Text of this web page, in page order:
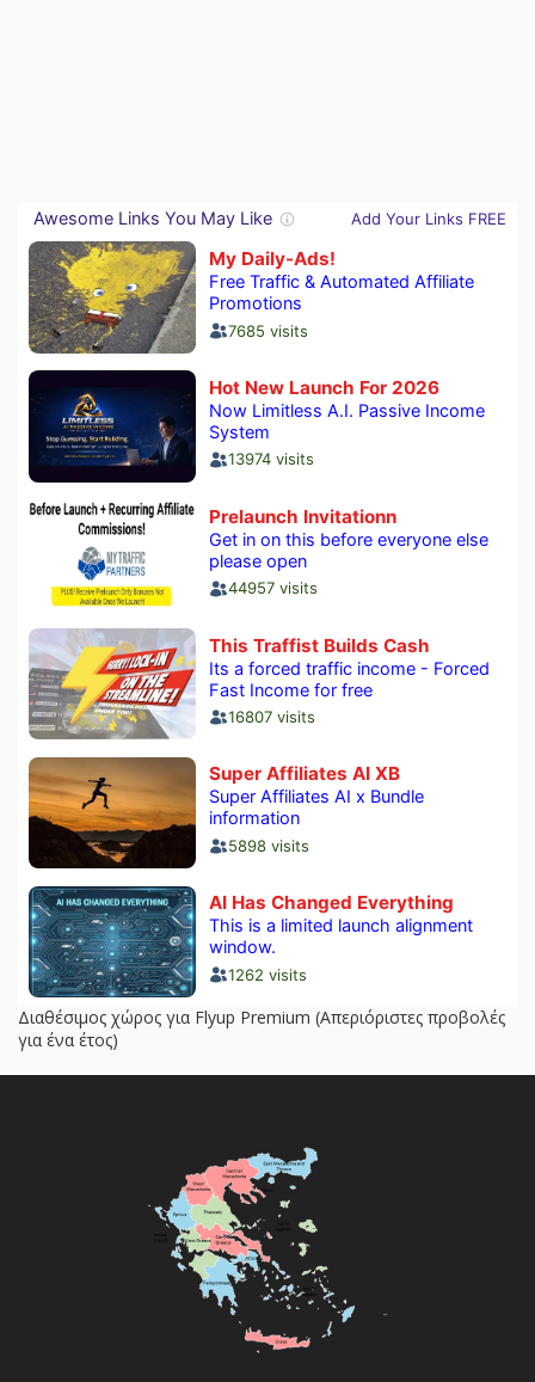
Διαθέσιμος χώρος για Flyup Premium (Απεριόριστες προβολές
για ένα έτος)